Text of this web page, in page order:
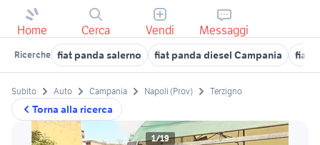
Home Cerca Vendi Messaggi
Ricerche fiat panda salerno fiat panda diesel Campania fiat
Torna alla ricerca
Subito Auto Campania Napoli (Prov) Terzigno
1/19